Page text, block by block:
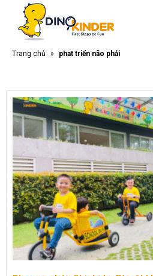
Trang chủ » phát triển não phải